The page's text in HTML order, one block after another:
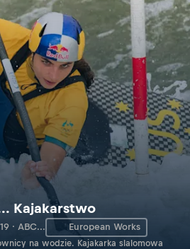
Kajakarstwo
· ABC... European Works
na wodzie. Kajakarka slalomowa